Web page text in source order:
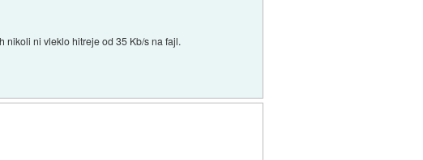
nikoli ni vleklo hitreje od 35 Kb/s na fajl.